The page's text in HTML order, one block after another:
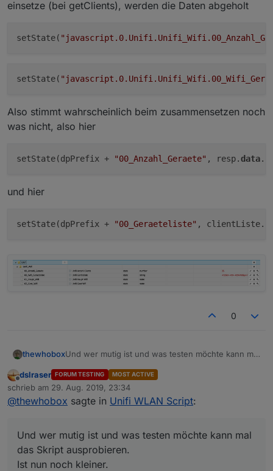
einsetze (bei getClients), werden die Daten abgeholt
setState(
setState(
Also stimmt wahrscheinlich beim zusammensetzen noch
was nicht, also hier
setState(dpPrefix + "00_Anzahl_Geraete" , resp.data
und hier
setState(dpPrefix + "00_Geraeteliste" , clientListe.
0
thewhoboxUnd wer mutig ist und was testen möchte kann mal
Ist nun noch kleiner.
Datenpunkte werden nun Variabel hinzugefügt.
Es gibt nur noch ein Datenpunkt pro WLAN! Setzen
mit dem aktuellen Status geupdated.
Spoiler
Offline
dslraser FORUM TESTING MOST ACTIVE
schrieb am 29. Aug. 2019, 23:34
zuletzt editiert von
@thewhobox sagte in Unifi WLAN Script:
Und wer mutig ist und was testen möchte kann mal
das Skript ausprobieren.
Ist nun noch kleiner.